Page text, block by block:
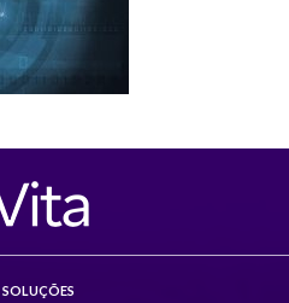
SOLUÇÕES